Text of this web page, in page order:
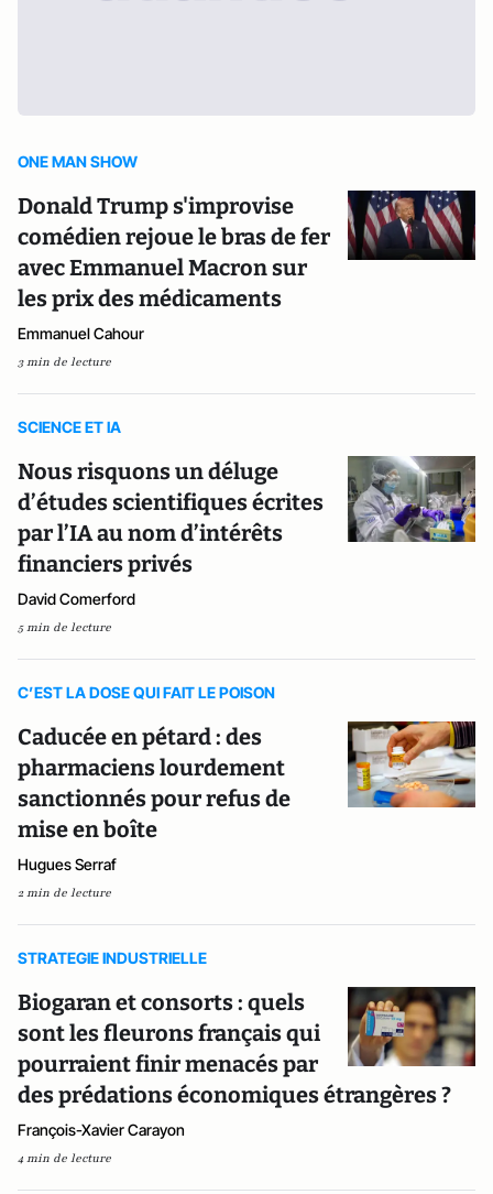
ONE MAN SHOW
Donald Trump s'improvise
comédien rejoue le bras de fer
avec Emmanuel Macron sur
les prix des médicaments
Emmanuel Cahour
3 min de lecture
SCIENCE ET IA
Nous risquons un déluge
d’études scientifiques écrites
par l’IA au nom d’intérêts
financiers privés
David Comerford
5 min de lecture
C’EST LA DOSE QUI FAIT LE POISON
Caducée en pétard : des
pharmaciens lourdement
sanctionnés pour refus de
mise en boîte
Hugues Serraf
2 min de lecture
STRATEGIE INDUSTRIELLE
Biogaran et consorts : quels
sont les fleurons français qui
pourraient finir menacés par
des prédations économiques étrangères ?
François-Xavier Carayon
4 min de lecture